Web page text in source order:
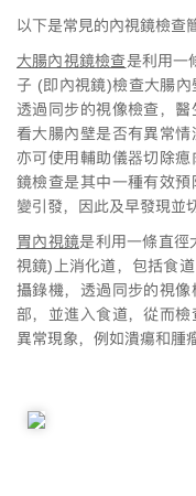
以下是常見的內視鏡檢查
大腸內視鏡檢查是利用一
子 (即內視鏡)檢查大腸內
透過同步的視像檢查，
看大腸內壁是否有異常
亦可使用輔助儀器切除
鏡檢查是其中一種有效
變引發，因此及早發現並
胃內視鏡是利用一條直徑
視鏡)上消化道，包括食
攝錄機，透過同步的視
部，並進入食道，從而
異常現象，例如潰瘍和腫